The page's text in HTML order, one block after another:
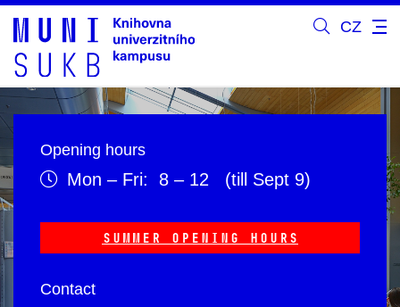
CZ
Opening hours
Mon – Fri: 8 – 12 (till Sept 9)
Summer opening hours
Contact